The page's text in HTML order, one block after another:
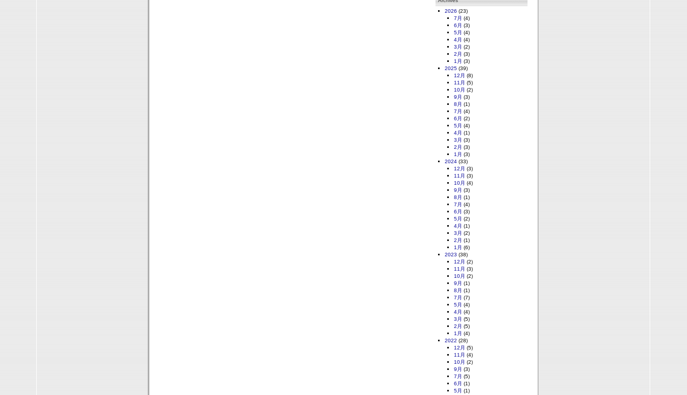
2026 (23)
7月 (4)
6月 (3)
5月 (4)
4月 (4)
3月 (2)
2月 (3)
1月 (3)
2025 (39)
12月 (8)
11月 (5)
10月 (2)
9月 (3)
8月 (1)
7月 (4)
6月 (2)
5月 (4)
4月 (1)
3月 (3)
2月 (3)
1月 (3)
2024 (33)
12月 (3)
11月 (3)
10月 (4)
9月 (3)
8月 (1)
7月 (4)
6月 (3)
5月 (2)
4月 (1)
3月 (2)
2月 (1)
1月 (6)
2023 (38)
12月 (2)
11月 (3)
10月 (2)
9月 (1)
8月 (1)
7月 (7)
5月 (4)
4月 (4)
3月 (5)
2月 (5)
1月 (4)
2022 (28)
12月 (5)
11月 (4)
10月 (2)
9月 (3)
7月 (5)
6月 (1)
5月 (1)